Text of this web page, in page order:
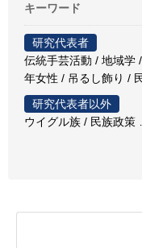
キーワード
研究代表者
伝統手芸活動 / 地域学
年女性 / 吊るし飾り /
研究代表者以外
ウイグル族 / 民族政策